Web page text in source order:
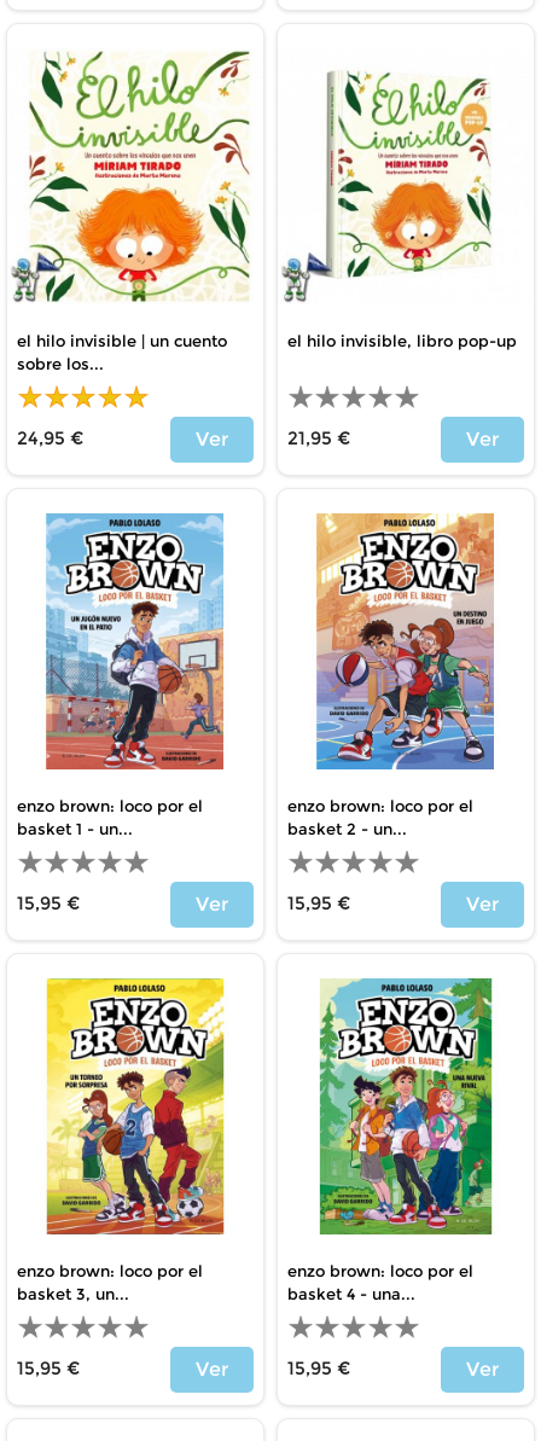
el hilo invisible | un cuento
sobre los...
24,95 €
Ver
el hilo invisible, libro pop-up
21,95 €
Ver
enzo brown: loco por el
basket 1 - un...
15,95 €
Ver
enzo brown: loco por el
basket 2 - un...
15,95 €
Ver
enzo brown: loco por el
basket 3, un...
15,95 €
Ver
enzo brown: loco por el
basket 4 - una...
15,95 €
Ver